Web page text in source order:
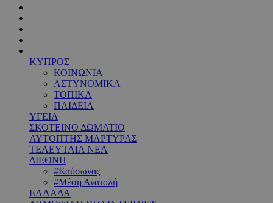
ΚΥΠΡΟΣ
ΚΟΙΝΩΝΙΑ
ΑΣΤΥΝΟΜΙΚΑ
ΤΟΠΙΚΑ
ΠΑΙΔΕΙΑ
ΥΓΕΙΑ
ΣΚΟΤΕΙΝΟ ΔΩΜΑΤΙΟ
ΑΥΤΟΠΤΗΣ ΜΑΡΤΥΡΑΣ
ΤΕΛΕΥΤΑΙΑ ΝΕΑ
ΔΙΕΘΝΗ
#Καύσωνας
#Μέση Ανατολή
ΕΛΛΑΔΑ